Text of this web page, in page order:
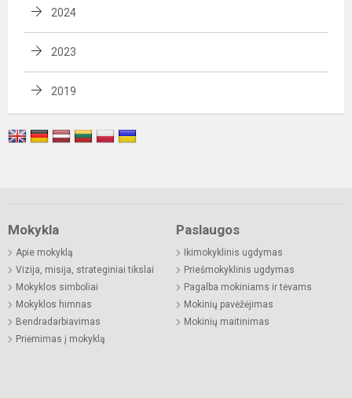
2024
2023
2019
Mokykla
Apie mokyklą
Vizija, misija, strateginiai tikslai
Mokyklos simboliai
Mokyklos himnas
Bendradarbiavimas
Priėmimas į mokyklą
Paslaugos
Ikimokyklinis ugdymas
Priešmokyklinis ugdymas
Pagalba mokiniams ir tėvams
Mokinių pavėžėjimas
Mokinių maitinimas